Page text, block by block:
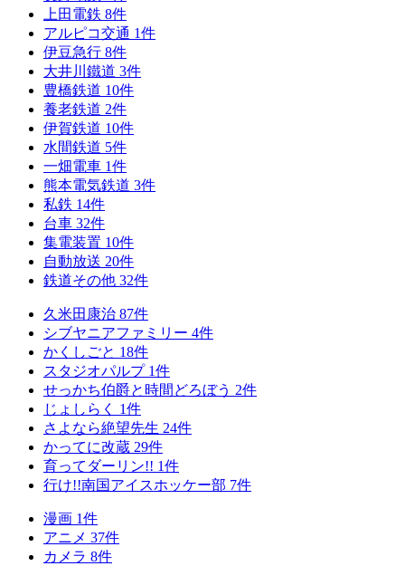
上田電鉄 8件
アルピコ交通 1件
伊豆急行 8件
大井川鐵道 3件
豊橋鉄道 10件
養老鉄道 2件
伊賀鉄道 10件
水間鉄道 5件
一畑電車 1件
熊本電気鉄道 3件
私鉄 14件
台車 32件
集電装置 10件
自動放送 20件
鉄道その他 32件
久米田康治 87件
シブヤニアファミリー 4件
かくしごと 18件
スタジオパルプ 1件
せっかち伯爵と時間どろぼう 2件
じょしらく 1件
さよなら絶望先生 24件
かってに改蔵 29件
育ってダーリン!! 1件
行け!!南国アイスホッケー部 7件
漫画 1件
アニメ 37件
カメラ 8件